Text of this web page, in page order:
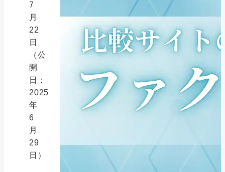
7
月
22
日
（公
開
日：
2025
年
6
月
29
日）